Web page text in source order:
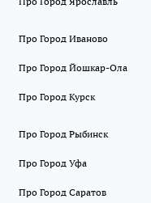
Про Город Иваново
Про Город Йошкар-Ола
Про Город Курск
Про Город Рыбинск
Про Город Уфа
Про Город Саратов